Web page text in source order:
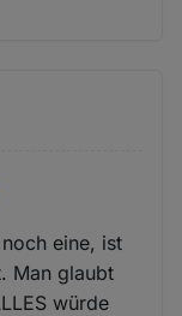
eine, ist
Man glaubt
würde